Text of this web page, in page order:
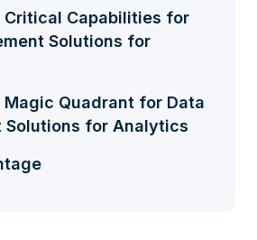
Critical Capabilities for
Solutions for
Magic Quadrant for Data
Solutions for Analytics